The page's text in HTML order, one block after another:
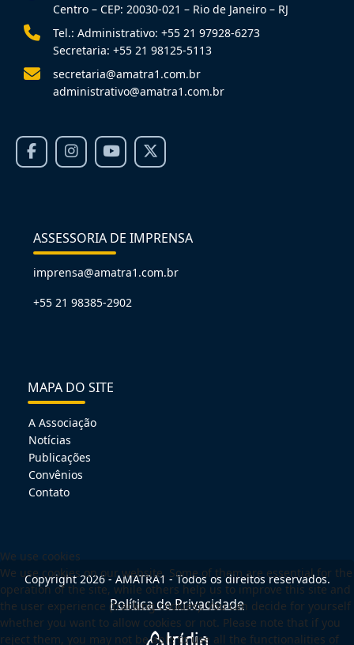
Centro – CEP: 20030-021 – Rio de Janeiro – RJ
Tel.: Administrativo: +55 21 97928-6273
Secretaria: +55 21 98125-5113
secretaria@amatra1.com.br
administrativo@amatra1.com.br
ASSESSORIA DE IMPRENSA
imprensa@amatra1.com.br
+55 21 98385-2902
MAPA DO SITE
A Associação
Notícias
Publicações
Convênios
Contato
Copyright 2026 - AMATRA1 - Todos os direitos reservados.
Política de Privacidade
We use cookies
We use cookies on our website. Some of them are essential for the
operation of the site, while others help us to improve this site and
the user experience (tracking cookies). You can decide for yourself
whether you want to allow cookies or not. Please note that if you
reject them, you may not be able to use all the functionalities of